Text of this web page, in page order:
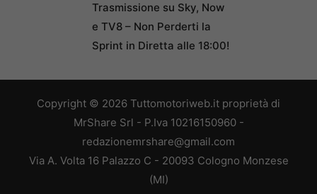
Trasmissione su Sky, Now
e TV8 – Non Perderti la
Sprint in Diretta alle 18:00!
Copyright © 2026 Tuttomotoriweb.it proprietà di
MrShare Srl - P.Iva 10216150960 -
redazionemrshare@gmail.com
Via A. Volta 16 Palazzo C - 20093 Cologno Monzese
(MI)